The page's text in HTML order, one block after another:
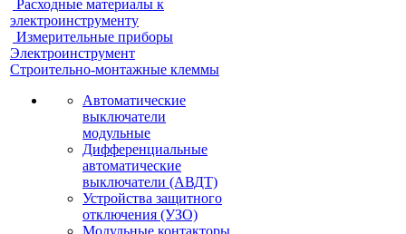
Расходные материалы к
электроинструменту
Измерительные приборы
Электроинструмент
Строительно-монтажные клеммы
Автоматические
выключатели
модульные
Дифференциальные
автоматические
выключатели (АВДТ)
Устройства защитного
отключения (УЗО)
Модульные контакторы